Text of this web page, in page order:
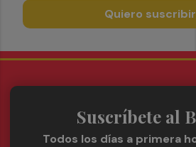
Quiero
Suscríbete al
Todos los días a primera